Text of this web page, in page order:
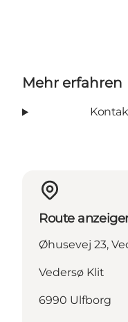
Mehr erfahren
Route
Øhusevej 23,
Vedersø Klit
6990 Ulfborg